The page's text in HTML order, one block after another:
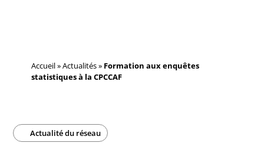
Accueil»Actualités» Formation aux enquêtes
statistiques à la CPCCAF
Actualité du réseau